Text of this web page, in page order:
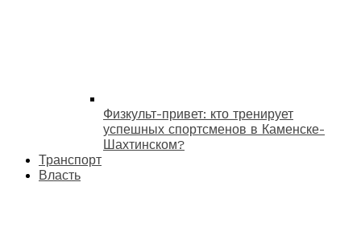
Физкульт-привет: кто тренирует
успешных спортсменов в Каменске-
Шахтинском?
Транспорт
Власть